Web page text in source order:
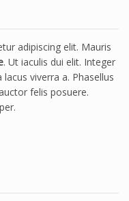
adipiscing elit. Mauris
. Ut iaculis dui elit. Integer
viverra a. Phasellus
felis posuere.